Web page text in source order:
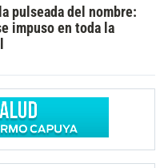
pulseada del nombre:
impuso en toda la